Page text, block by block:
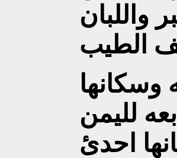
واللبان
وسكانها
احدئ